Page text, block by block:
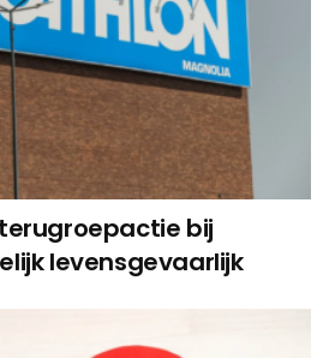
bij
levensgevaarlijk